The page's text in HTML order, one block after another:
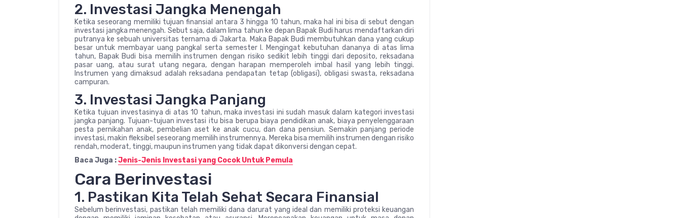
2. Investasi Jangka Menengah
Ketika seseorang memiliki tujuan finansial antara 3 hingga 10 tahun, maka hal ini bisa di sebut dengan
investasi jangka menengah. Sebut saja, dalam lima tahun ke depan Bapak Budi harus mendaftarkan diri
putranya ke sebuah universitas ternama di Jakarta. Maka Bapak Budi membutuhkan dana yang cukup
besar untuk membayar uang pangkal serta semester I. Mengingat kebutuhan dananya di atas lima
tahun, Bapak Budi bisa memilih instrumen dengan risiko sedikit lebih tinggi dari deposito, reksadana
pasar uang, atau surat utang negara, dengan harapan memperoleh imbal hasil yang lebih tinggi.
Instrumen yang dimaksud adalah reksadana pendapatan tetap (obligasi), obligasi swasta, reksadana
campuran.
3. Investasi Jangka Panjang
Ketika tujuan investasinya di atas 10 tahun, maka investasi ini sudah masuk dalam kategori investasi
jangka panjang. Tujuan-tujuan investasi itu bisa berupa biaya pendidikan anak, biaya penyelenggaraan
pesta pernikahan anak, pembelian aset ke anak cucu, dan dana pensiun. Semakin panjang periode
investasi, makin fleksibel seseorang memilih instrumennya. Mereka bisa memilih instrumen dengan risiko
rendah, moderat, tinggi, maupun instrumen yang tidak dapat dikonversi dengan cepat.
Baca Juga :Jenis-Jenis Investasi yang Cocok Untuk Pemula
Cara Berinvestasi
1. Pastikan Kita Telah Sehat Secara Finansial
Sebelum berinvestasi, pastikan telah memiliki dana darurat yang ideal dan memiliki proteksi keuangan